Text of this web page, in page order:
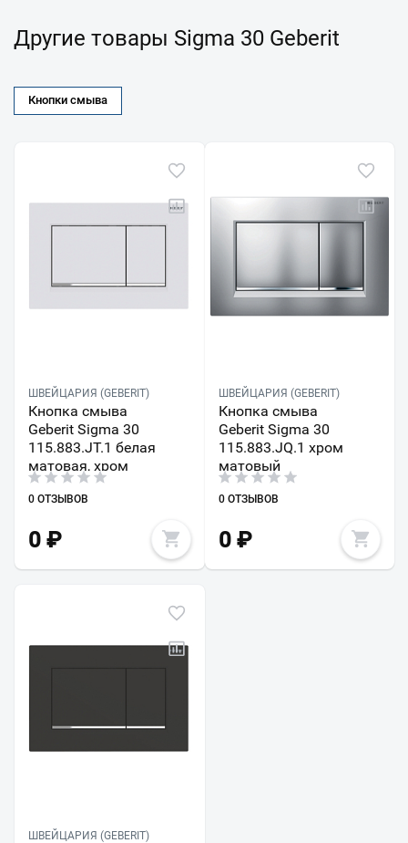
Другие товары Sigma 30 Geberit
Кнопки смыва
ШВЕЙЦАРИЯ (GEBERIT)
Кнопка смыва
Geberit Sigma 30
115.883.JT.1 белая
матовая, хром
0 ОТЗЫВОВ
0 ₽
ШВЕЙЦАРИЯ (GEBERIT)
Кнопка смыва
Geberit Sigma 30
115.883.JQ.1 хром
матовый
0 ОТЗЫВОВ
0₽
ШВЕЙЦАРИЯ (GEBERIT)